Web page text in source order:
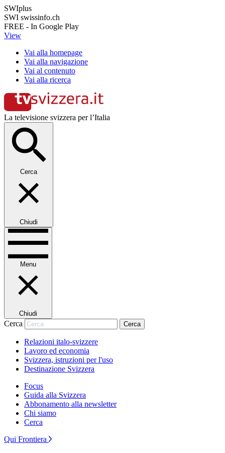
SWIplus
SWI swissinfo.ch
FREE - In Google Play
View
Vai alla homepage
Vai alla navigazione
Vai al contenuto
Vai alla ricerca
La televisione svizzera per l’Italia
Cerca
Chiudi
Menu
Chiudi
Cerca Cerca
Relazioni italo-svizzere
Lavoro ed economia
Svizzera, istruzioni per l'uso
Destinazione Svizzera
Focus
Guida alla Svizzera
Abbonamento alla newsletter
Chi siamo
Cerca
Qui Frontiera